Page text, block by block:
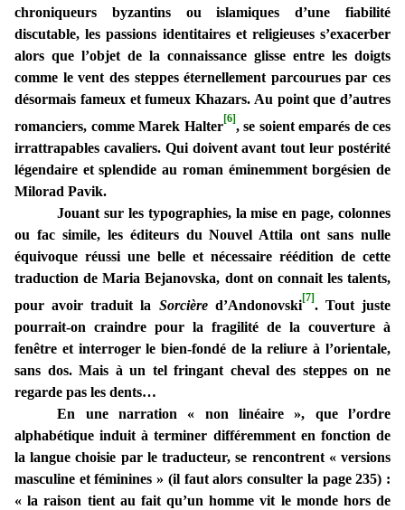
chroniqueurs byzantins ou islamiques d’une fiabilité
discutable, les passions identitaires et religieuses s’exacerber
alors que l’objet de la connaissance glisse entre les doigts
comme le vent des steppes éternellement parcourues par ces
désormais fameux et fumeux Khazars. Au point que d’autres
romanciers, comme Marek Halter[6], se soient emparés de ces
irrattrapables cavaliers. Qui doivent avant tout leur postérité
légendaire et splendide au roman éminemment borgésien de
Milorad Pavik.
Jouant sur les typographies, la mise en page, colonnes
ou fac simile, les éditeurs du Nouvel Attila ont sans nulle
équivoque réussi une belle et nécessaire réédition de cette
traduction de Maria Bejanovska, dont on connait les talents,
pour avoir traduit la Sorcièred’Andonovski[7]. Tout juste
pourrait-on craindre pour la fragilité de la couverture à
fenêtre et interroger le bien-fondé de la reliure à l’orientale,
sans dos. Mais à un tel fringant cheval des steppes on ne
regarde pas les dents…
En une narration « non linéaire », que l’ordre
alphabétique induit à terminer différemment en fonction de
la langue choisie par le traducteur, se rencontrent « versions
masculine et féminines » (il faut alors consulter la page 235) :
« la raison tient au fait qu’un homme vit le monde hors de